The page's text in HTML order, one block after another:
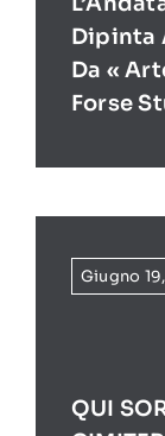
Dipinta
Da «
Forse
Giugno
QUI